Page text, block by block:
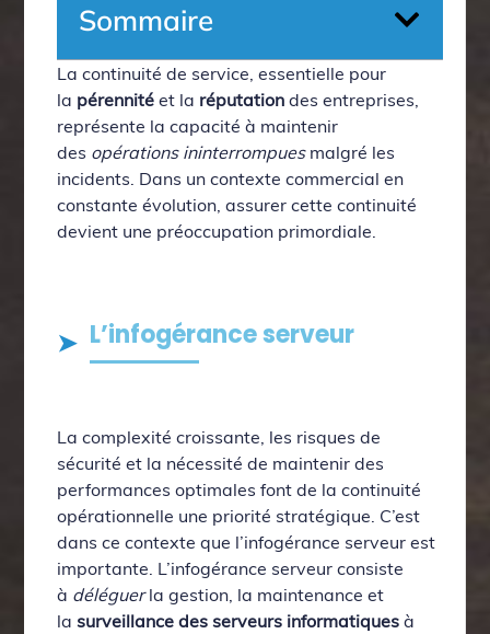
Sommaire
La continuité de service, essentielle pour
la pérennité et la réputation des entreprises,
représente la capacité à maintenir
des opérations ininterrompuesmalgré les
incidents. Dans un contexte commercial en
constante évolution, assurer cette continuité
devient une préoccupation primordiale.
L’infogérance serveur
La complexité croissante, les risques de
sécurité et la nécessité de maintenir des
performances optimales font de la continuité
opérationnelle une priorité stratégique. C’est
dans ce contexte que l’infogérance serveur est
importante. L’infogérance serveur consiste
à déléguerla gestion, la maintenance et
lasurveillance des serveurs informatiques à